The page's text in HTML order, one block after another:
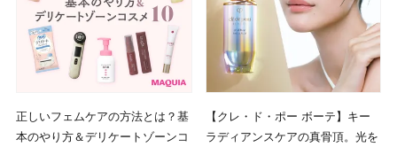
正しいフェムケアの方法とは？基
本のやり方＆デリケートゾーンコ
【クレ・ド・ポー ボーテ】キー
ラディアンスケアの真骨頂。光を